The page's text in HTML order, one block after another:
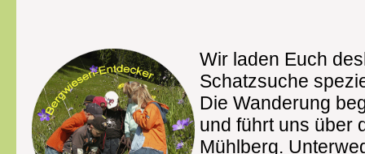
Wir laden Euch
Schatzsuche
Die Wanderung
und führt uns über
Mühlberg.